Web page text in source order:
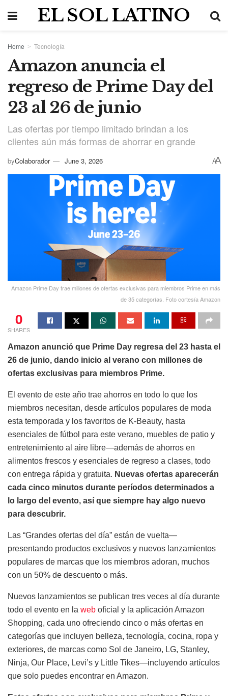
EL SOL LATINO
Home Tecnología
Amazon anuncia el
regreso de Prime Day del
23 al 26 de junio
Las ofertas por tiempo limitado brindan a los
clientes aún más formas de ahorrar en grande
byColaborador June 3, 2026 AA
Amazon Prime Day trae millones de ofertas exclusivas para miembros Prime en más
de 35 categorías. Foto cortesía Amazon
0
SHARES
Amazon anunció que Prime Day regresa del 23 hasta el
26 de junio, dando inicio al verano con millones de
ofertas exclusivas para miembros Prime.
El evento de este año trae ahorros en todo lo que los
miembros necesitan, desde artículos populares de moda
esta temporada y los favoritos de K-Beauty, hasta
esenciales de fútbol para este verano, muebles de patio y
entretenimiento al aire libre—además de ahorros en
alimentos frescos y esenciales de regreso a clases, todo
con entrega rápida y gratuita. Nuevas ofertas aparecerán
cada cinco minutos durante períodos determinados a
lo largo del evento, así que siempre hay algo nuevo
para descubrir.
Las “Grandes ofertas del día” están de vuelta—
presentando productos exclusivos y nuevos lanzamientos
populares de marcas que los miembros adoran, muchos
con un 50% de descuento o más.
Nuevos lanzamientos se publican tres veces al día durante
todo el evento en la web oficial y la aplicación Amazon
Shopping, cada uno ofreciendo cinco o más ofertas en
categorías que incluyen belleza, tecnología, cocina, ropa y
exteriores, de marcas como Sol de Janeiro, LG, Stanley,
Ninja, Our Place, Levi’s y Little Tikes—incluyendo artículos
que solo puedes encontrar en Amazon.